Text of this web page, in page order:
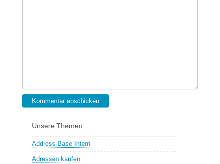
Kommentar abschicken
Unsere Themen
Address-Base Intern
Adressen kaufen